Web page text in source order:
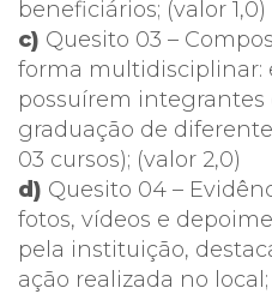
beneficiários; (valor 1,0)
c) Quesito 03 –
forma multidisciplinar:
possuírem integrantes
graduação de
03 cursos); (valor 2,0)
d) Quesito 04 –
fotos, vídeos e
pela instituição,
ação realizada no local;